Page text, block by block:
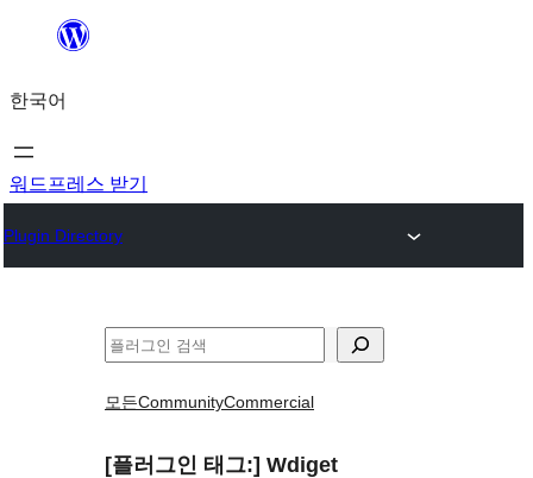
츠
로
바
가
한국어
워드프레스 받기
Plugin Directory
검
모든CommunityCommercial
[플러그인 태그:] Wdiget